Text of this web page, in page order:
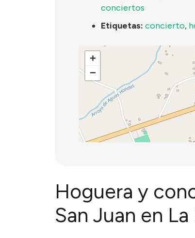
conciertos
Etiquetas: concierto,
+
−
Hoguera y
San Juan en